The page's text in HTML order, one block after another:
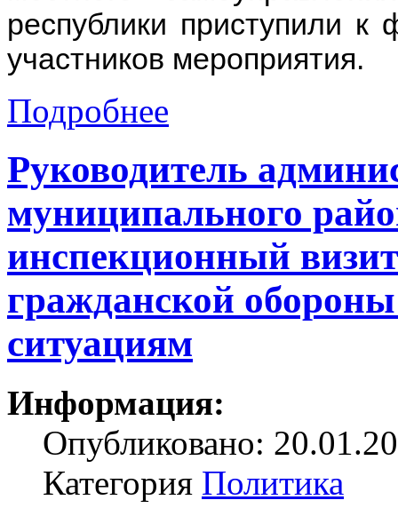
республики приступили
участников мероприятия.
Подробнее
Руководитель
муниципального
инспекционный
гражданской
ситуациям
Информация:
Опубликовано:
Категория Политика